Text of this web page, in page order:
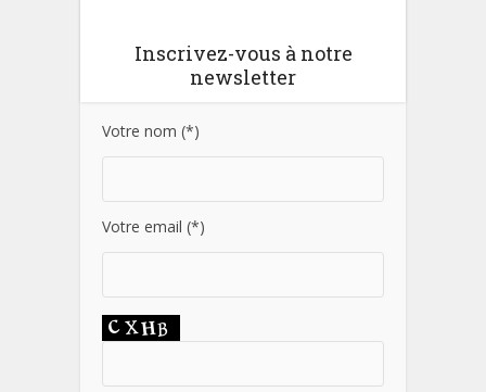
Inscrivez-vous à notre
newsletter
Votre nom (*)
Votre email (*)